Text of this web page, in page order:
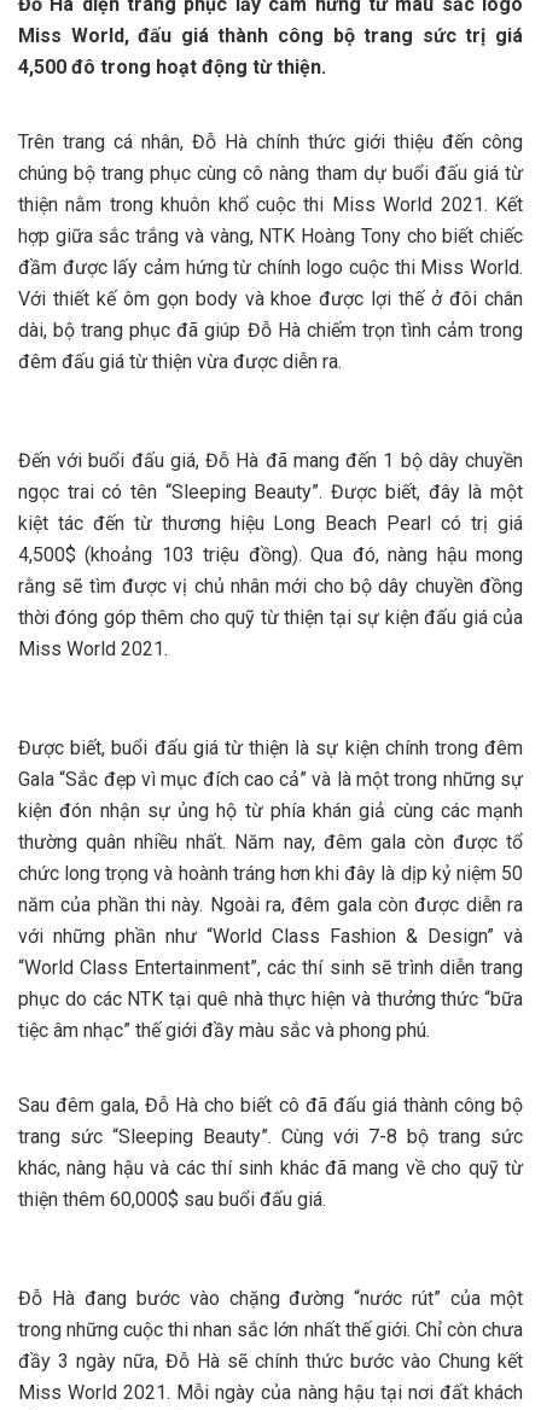
Miss World, đấu giá thành công bộ trang sức trị giá
4,500 đô trong hoạt động từ thiện.
Trên trang cá nhân, Đỗ Hà chính thức giới thiệu đến công
chúng bộ trang phục cùng cô nàng tham dự buổi đấu giá từ
thiện nằm trong khuôn khổ cuộc thi Miss World 2021. Kết
hợp giữa sắc trắng và vàng, NTK Hoàng Tony cho biết chiếc
đầm được lấy cảm hứng từ chính logo cuộc thi Miss World.
Với thiết kế ôm gọn body và khoe được lợi thế ở đôi chân
dài, bộ trang phục đã giúp Đỗ Hà chiếm trọn tình cảm trong
đêm đấu giá từ thiện vừa được diễn ra.
Đến với buổi đấu giá, Đỗ Hà đã mang đến 1 bộ dây chuyền
ngọc trai có tên “Sleeping Beauty”. Được biết, đây là một
kiệt tác đến từ thương hiệu Long Beach Pearl có trị giá
4,500$ (khoảng 103 triệu đồng). Qua đó, nàng hậu mong
rằng sẽ tìm được vị chủ nhân mới cho bộ dây chuyền đồng
thời đóng góp thêm cho quỹ từ thiện tại sự kiện đấu giá của
Miss World 2021.
Được biết, buổi đấu giá từ thiện là sự kiện chính trong đêm
Gala “Sắc đẹp vì mục đích cao cả” và là một trong những sự
kiện đón nhận sự ủng hộ từ phía khán giả cùng các mạnh
thường quân nhiều nhất. Năm nay, đêm gala còn được tổ
chức long trọng và hoành tráng hơn khi đây là dịp kỷ niệm 50
năm của phần thi này. Ngoài ra, đêm gala còn được diễn ra
với những phần như “World Class Fashion & Design” và
“World Class Entertainment”, các thí sinh sẽ trình diễn trang
phục do các NTK tại quê nhà thực hiện và thưởng thức “bữa
tiệc âm nhạc” thế giới đầy màu sắc và phong phú.
Sau đêm gala, Đỗ Hà cho biết cô đã đấu giá thành công bộ
trang sức “Sleeping Beauty”. Cùng với 7-8 bộ trang sức
khác, nàng hậu và các thí sinh khác đã mang về cho quỹ từ
thiện thêm 60,000$ sau buổi đấu giá.
Đỗ Hà đang bước vào chặng đường “nước rút” của một
trong những cuộc thi nhan sắc lớn nhất thế giới. Chỉ còn chưa
đầy 3 ngày nữa, Đỗ Hà sẽ chính thức bước vào Chung kết
Miss World 2021. Mỗi ngày của nàng hậu tại nơi đất khách